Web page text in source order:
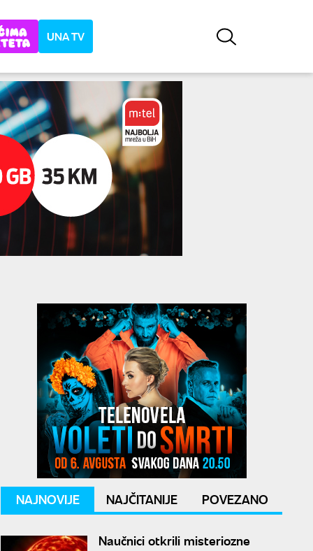
UNA TV
NAJNOVIJE NAJČITANIJE POVEZANO
Naučnici otkrili misteriozne